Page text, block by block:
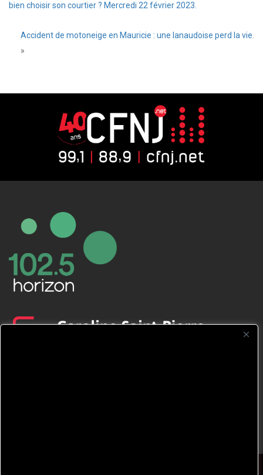
bien choisir son courtier ? Mercredi 22 février 2023.
Accident de motoneige en Mauricie : une lanaudoise perd la vie.
»